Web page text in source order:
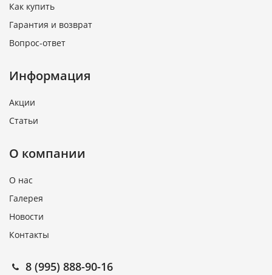
Как купить
Гарантия и возврат
Вопрос-ответ
Информация
Акции
Статьи
О компании
О нас
Галерея
Новости
Контакты
8 (995) 888-90-16